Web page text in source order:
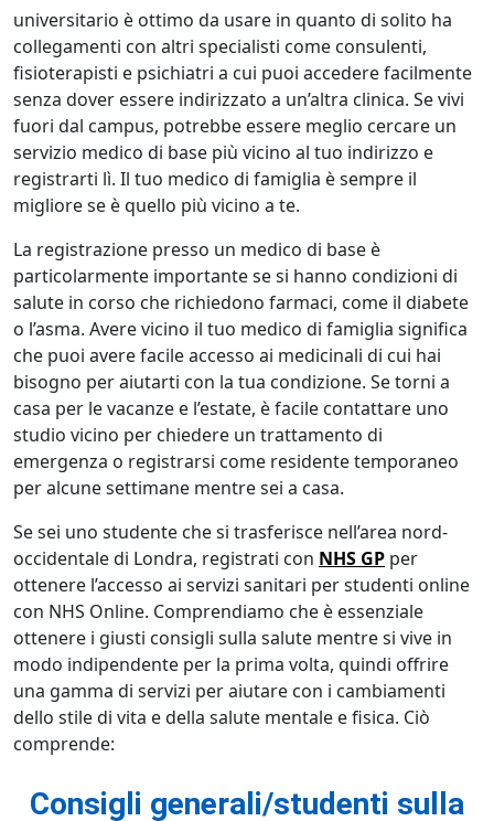
universitario è ottimo da usare in quanto di solito ha
collegamenti con altri specialisti come consulenti,
fisioterapisti e psichiatri a cui puoi accedere facilmente
senza dover essere indirizzato a un’altra clinica. Se vivi
fuori dal campus, potrebbe essere meglio cercare un
servizio medico di base più vicino al tuo indirizzo e
registrarti lì. Il tuo medico di famiglia è sempre il
migliore se è quello più vicino a te.
La registrazione presso un medico di base è
particolarmente importante se si hanno condizioni di
salute in corso che richiedono farmaci, come il diabete
o l’asma. Avere vicino il tuo medico di famiglia significa
che puoi avere facile accesso ai medicinali di cui hai
bisogno per aiutarti con la tua condizione. Se torni a
casa per le vacanze e l’estate, è facile contattare uno
studio vicino per chiedere un trattamento di
emergenza o registrarsi come residente temporaneo
per alcune settimane mentre sei a casa.
Se sei uno studente che si trasferisce nell’area nord-
occidentale di Londra, registrati con NHS GP per
ottenere l’accesso ai servizi sanitari per studenti online
con NHS Online. Comprendiamo che è essenziale
ottenere i giusti consigli sulla salute mentre si vive in
modo indipendente per la prima volta, quindi offrire
una gamma di servizi per aiutare con i cambiamenti
dello stile di vita e della salute mentale e fisica. Ciò
comprende:
Consigli generali/studenti sulla